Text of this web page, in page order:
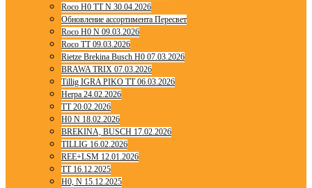
Roco H0 TT N 30.04.2026
Обновление ассортимента Пересвет
Roco H0 N 09.03.2026
Roco TT 09.03.2026
Rietze Brekina Busch H0 07.03.2026
BRAWA TRIX 07.03.2026
Tillig IGRA PIKO TT 06.03.2026
Herpa 24.02.2026
TT 20.02.2026
H0 N 18.02.2026
BREKINA, BUSCH 17.02.2026
TILLIG 16.02.2026
REE+LSM 12.01.2026
TT 16.12.2025
H0, N 15.12.2025